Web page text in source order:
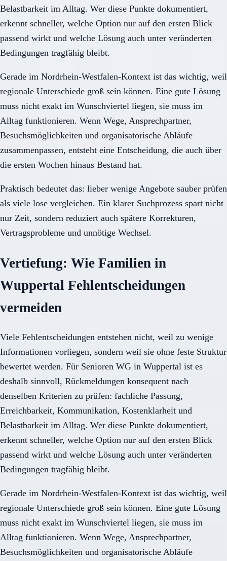
Belastbarkeit im Alltag. Wer diese Punkte dokumentiert,
erkennt schneller, welche Option nur auf den ersten Blick
passend wirkt und welche Lösung auch unter veränderten
Bedingungen tragfähig bleibt.
Gerade im Nordrhein-Westfalen-Kontext ist das wichtig, weil
regionale Unterschiede groß sein können. Eine gute Lösung
muss nicht exakt im Wunschviertel liegen, sie muss im
Alltag funktionieren. Wenn Wege, Ansprechpartner,
Besuchsmöglichkeiten und organisatorische Abläufe
zusammenpassen, entsteht eine Entscheidung, die auch über
die ersten Wochen hinaus Bestand hat.
Praktisch bedeutet das: lieber wenige Angebote sauber prüfen
als viele lose vergleichen. Ein klarer Suchprozess spart nicht
nur Zeit, sondern reduziert auch spätere Korrekturen,
Vertragsprobleme und unnötige Wechsel.
Vertiefung: Wie Familien in
Wuppertal Fehlentscheidungen
vermeiden
Viele Fehlentscheidungen entstehen nicht, weil zu wenige
Informationen vorliegen, sondern weil sie ohne feste Struktur
bewertet werden. Für Senioren WG in Wuppertal ist es
deshalb sinnvoll, Rückmeldungen konsequent nach
denselben Kriterien zu prüfen: fachliche Passung,
Erreichbarkeit, Kommunikation, Kostenklarheit und
Belastbarkeit im Alltag. Wer diese Punkte dokumentiert,
erkennt schneller, welche Option nur auf den ersten Blick
passend wirkt und welche Lösung auch unter veränderten
Bedingungen tragfähig bleibt.
Gerade im Nordrhein-Westfalen-Kontext ist das wichtig, weil
regionale Unterschiede groß sein können. Eine gute Lösung
muss nicht exakt im Wunschviertel liegen, sie muss im
Alltag funktionieren. Wenn Wege, Ansprechpartner,
Besuchsmöglichkeiten und organisatorische Abläufe